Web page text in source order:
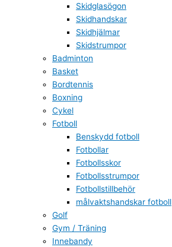
Skidglasögon
Skidhandskar
Skidhjälmar
Skidstrumpor
Badminton
Basket
Bordtennis
Boxning
Cykel
Fotboll
Benskydd fotboll
Fotbollar
Fotbollsskor
Fotbollsstrumpor
Fotbollstillbehör
målvaktshandskar fotboll
Golf
Gym / Träning
Innebandy